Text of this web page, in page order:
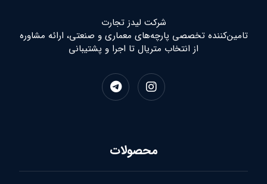
شرکت لیدز تجارت
تامین‌کننده تخصصی پارچه‌های معماری و صنعتی، ارائه مشاوره
از انتخاب متریال تا اجرا و پشتیبانی
محصولات